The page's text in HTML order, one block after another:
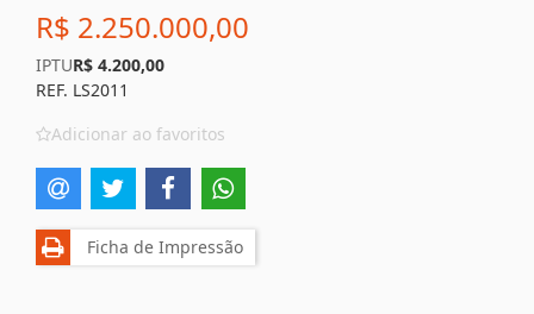
R$ 2.250.000,00
IPTUR$ 4.200,00
REF. LS2011
Adicionar ao favoritos
Ficha de Impressão